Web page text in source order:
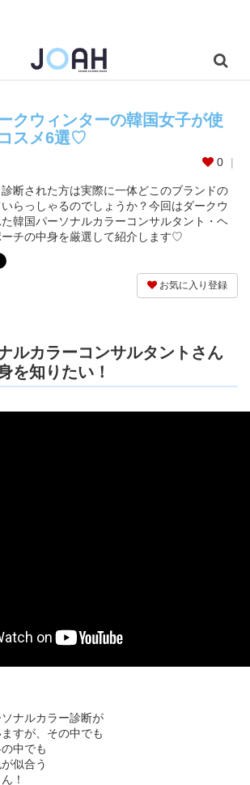
クウィンターの韓国女子が使
スメ6選♡
0
断された方は実際に一体どこのブランドの
らっしゃるのでしょうか？今回はダークウ
韓国パーソナルカラーコンサルタント・ヘ
チの中身を厳選して紹介します♡
お気に入り登録
ルカラーコンサルタントさん
を知りたい！
ナルカラー診断が
すが、その中でも
中でも
似合う
！